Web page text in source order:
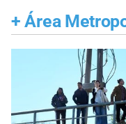
+ Área